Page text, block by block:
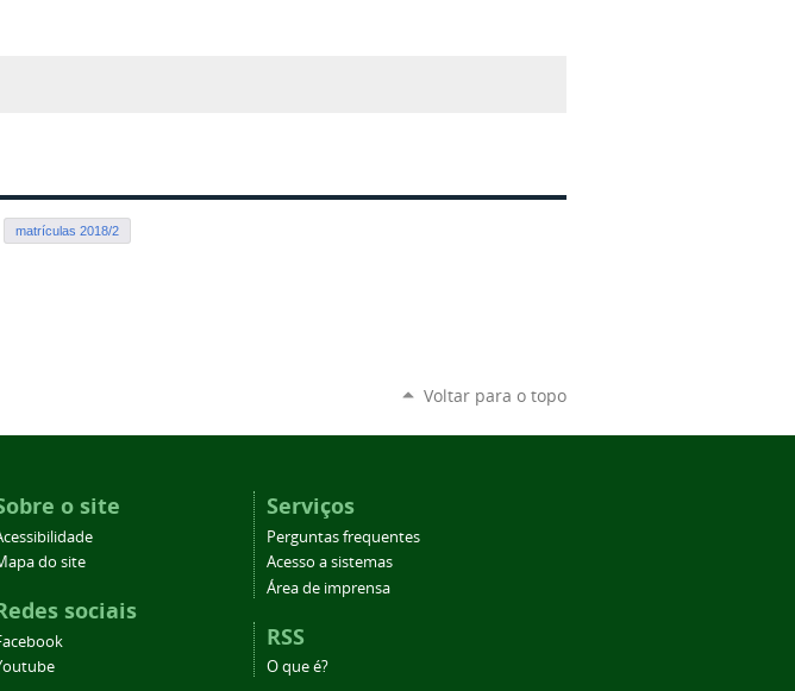
matrículas 2018/2
Voltar para o topo
o site
do site
sociais
Serviços
Perguntas frequentes
Acesso a sistemas
Área de imprensa
RSS
O que é?